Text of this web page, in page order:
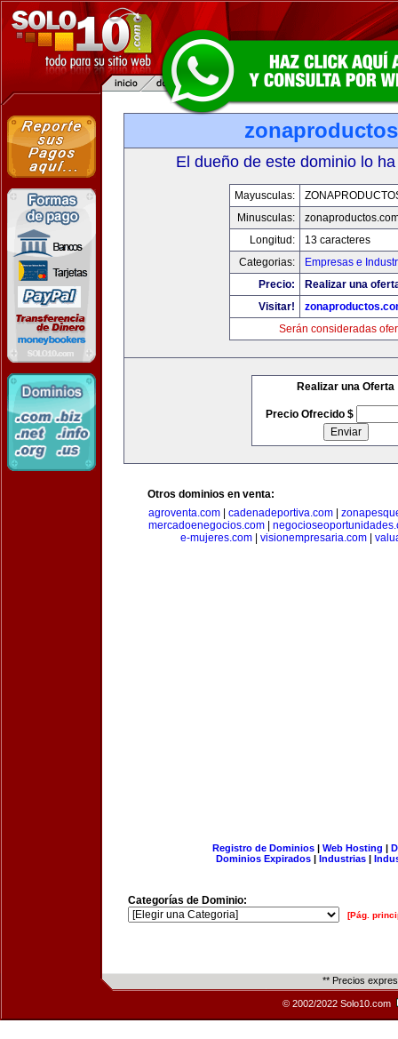
El dueño de este dominio lo
Mayusculas:
Minusculas:
Longitud:
13 caracteres
Categorias:
Empresas e
Precio:
Realizar una
Visitar!
Serán consideradas
Realizar una Oferta
Precio Ofrecido $
Otros dominios en venta:
agroventa.com
cadenadeportiva.com
mercadoenegocios.com
e-mujeres.com
visionempresaria.com
Registro de Dominios| Web Hosting |
Dominios Expirados | Industrias |
Categorías de Dominio:
[Pág.
** Precios
© 2002/2022 Solo10.com